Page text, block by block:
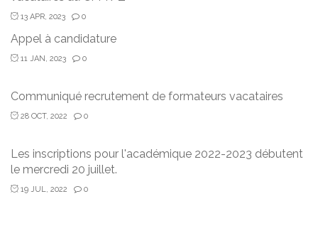
13 APR, 2023 0
Appel à candidature
11 JAN, 2023 0
Communiqué recrutement de formateurs vacataires
28 OCT, 2022 0
Les inscriptions pour l'académique 2022-2023 débutent
le mercredi 20 juillet.
19 JUL, 2022 0